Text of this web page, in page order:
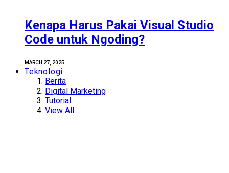
Kenapa Harus Pakai Visual Studio
Code untuk Ngoding?
MARCH 27, 2025
Teknologi
Berita
Digital Marketing
Tutorial
View All